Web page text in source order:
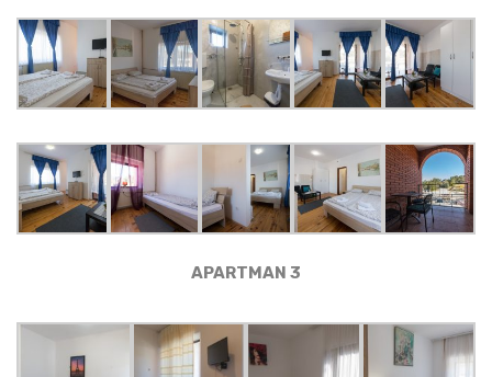
APARTMAN 3